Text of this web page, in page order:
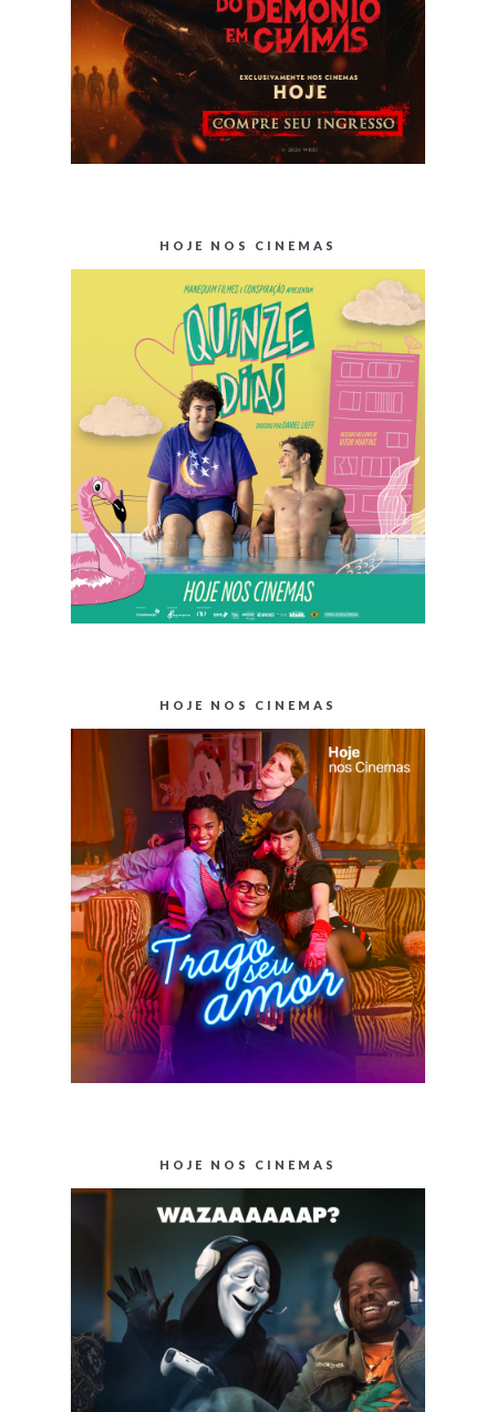
HOJE NOS CINEMAS
HOJE NOS CINEMAS
HOJE NOS CINEMAS